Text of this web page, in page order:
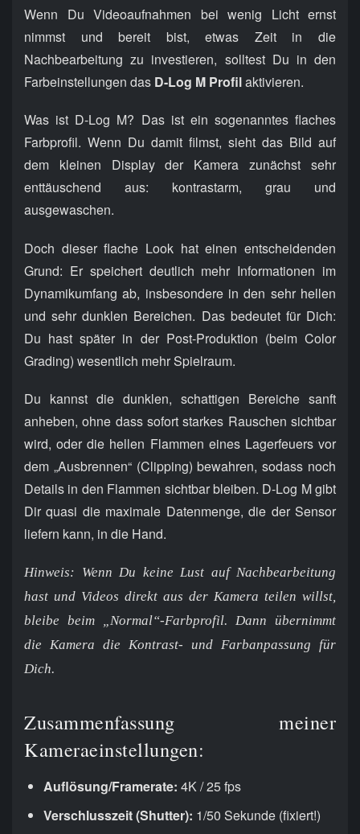
Wenn Du Videoaufnahmen bei wenig Licht ernst
nimmst und bereit bist, etwas Zeit in die
Nachbearbeitung zu investieren, solltest Du in den
Farbeinstellungen das D-Log M Profilaktivieren.
Was ist D-Log M? Das ist ein sogenanntes flaches
Farbprofil. Wenn Du damit filmst, sieht das Bild auf
dem kleinen Display der Kamera zunächst sehr
enttäuschend aus: kontrastarm, grau und
ausgewaschen.
Doch dieser flache Look hat einen entscheidenden
Grund: Er speichert deutlich mehr Informationen im
Dynamikumfang ab, insbesondere in den sehr hellen
und sehr dunklen Bereichen. Das bedeutet für Dich:
Du hast später in der Post-Produktion (beim Color
Grading) wesentlich mehr Spielraum.
Du kannst die dunklen, schattigen Bereiche sanft
anheben, ohne dass sofort starkes Rauschen sichtbar
wird, oder die hellen Flammen eines Lagerfeuers vor
dem „Ausbrennen“ (Clipping) bewahren, sodass noch
Details in den Flammen sichtbar bleiben. D-Log M gibt
Dir quasi die maximale Datenmenge, die der Sensor
liefern kann, in die Hand.
Hinweis: Wenn Du keine Lust auf Nachbearbeitung
hast und Videos direkt aus der Kamera teilen willst,
bleibe beim „Normal“-Farbprofil. Dann übernimmt
die Kamera die Kontrast- und Farbanpassung für
Dich.
Zusammenfassung meiner
Kameraeinstellungen:
Auflösung/Framerate: 4K / 25 fps
Verschlusszeit (Shutter): 1/50 Sekunde (fixiert!)